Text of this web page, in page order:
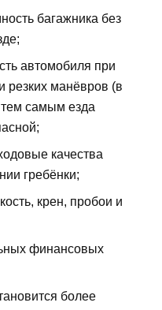
багажника без
автомобиля при
резких манёвров (в
тем самым езда
качества
гребёнки;
крен, пробои и
финансовых
более